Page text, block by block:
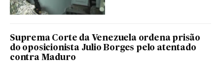
Suprema Corte da Venezuela ordena prisão
do oposicionista Julio Borges pelo atentado
contra Maduro